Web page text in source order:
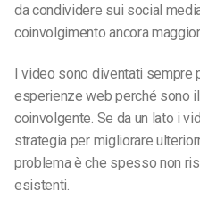
da condividere sui social
coinvolgimento ancora
I video sono diventati sempre
esperienze web perché sono
coinvolgente. Se da un lato i
strategia per migliorare
problema è che spesso non
esistenti.